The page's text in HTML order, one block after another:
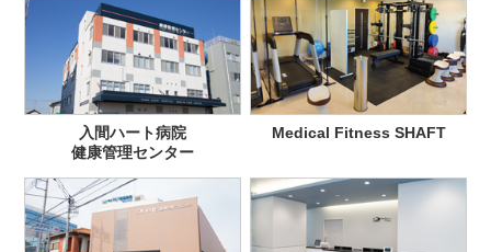
入間ハート病院
健康管理センター
Medical Fitness SHAFT